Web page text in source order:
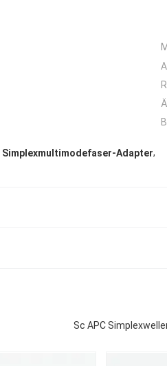
Simplexmultimodefaser-Adapter,
Sc APC